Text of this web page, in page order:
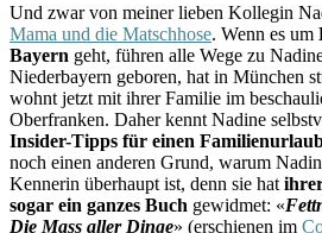
Und zwar von meiner lieben Kollegin
Mama und die Matschhose. Wenn es um
Bayern geht, führen alle Wege zu
Niederbayern geboren, hat in München
wohnt jetzt mit ihrer Familie im
Oberfranken. Daher kennt Nadine
Insider-Tipps für einen
noch einen anderen Grund, warum
Kennerin überhaupt ist, denn sie hat
sogar ein ganzes Buch gewidmet: «
Die Mass aller Dinge» (erschienen im